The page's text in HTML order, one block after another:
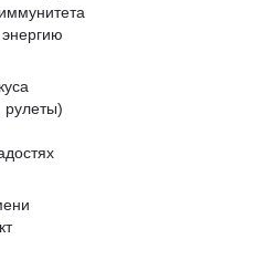
энергию
рулеты)